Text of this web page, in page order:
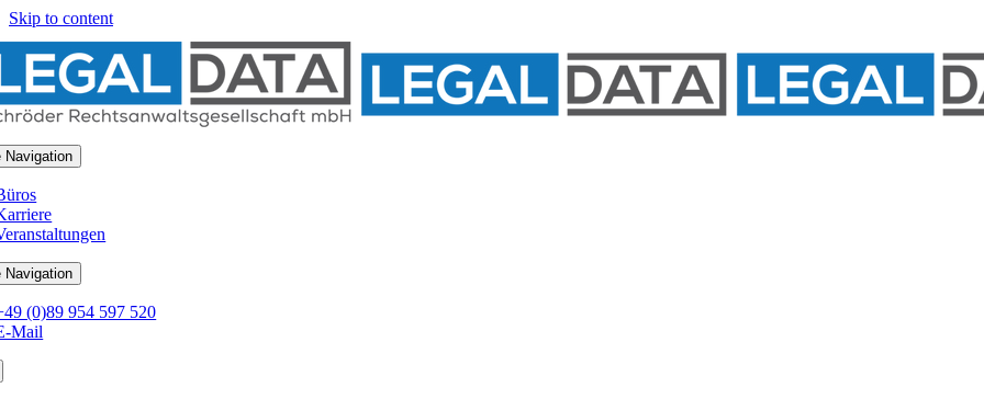
Skip to content
Navigation
Navigation
(0)89 954 597 520
Mail